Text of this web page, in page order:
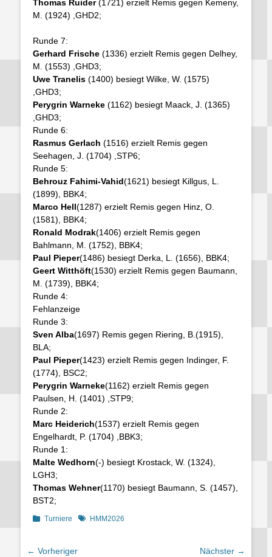
Thomas Ruider(1721) erzielt Remis gegen Kemeny,
M. (1924) ,GHD2;
Runde 7:
Gerhard Frische (1336) erzielt Remis gegen Delhey,
M. (1553) ,GHD3;
Uwe Tranelis (1400) besiegt Wilke, W. (1575)
,GHD3;
Perygrin Warneke (1162) besiegt Maack, J. (1365)
,GHD3;
Runde 6:
Rasmus Gerlach (1516) erzielt Remis gegen
Seehagen, J. (1704) ,STP6;
Runde 5:
Behrouz Fahimi-Vahid(1621) besiegt Killgus, L.
(1899),
BBK4;
Marco Hell(1287) erzielt Remis gegen Hinz, O.
(1581),
BBK4;
Ronald Modrak(1406) erzielt Remis gegen
Bahlmann, M. (1752),
BBK4;
Paul Pieper(1486) besiegt Derka, L. (1656),
BBK4;
Geert Witthöft(1530) erzielt Remis gegen Baumann,
M. (1739),
BBK4;
Runde 4:
Fehlanzeige
Runde 3:
Sven Alba(1697) Remis gegen Riering, B.(1915),
BLA;
Paul Pieper(1423) erzielt Remis gegen Indinger, F.
(1774),
BSC2;
Perygrin Warneke(1162) erzielt Remis gegen
Paulsen, H. (1401) ,STP9;
Runde 2:
Marc Heiderich(1537) erzielt Remis gegen
Engelhardt, P. (1704)
,BBK3;
Runde 1:
Malte Wedhorn(-) besiegt Krostack, W. (1324),
LGH3;
Thomas Wehner(1170) besiegt Baumann, S. (1457),
BST2;
Kategorien
Turniere Schlagworte
HMM2026
Beitragsnavigation
← Vorheriger Nächster →